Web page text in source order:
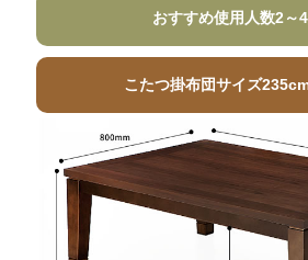
おすすめ使用人数2～
こたつ掛布団サイズ